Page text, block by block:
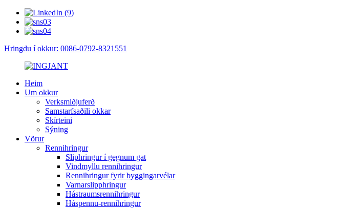
Hringdu í okkur: 0086-0792-8321551
Heim
Um okkur
Verksmiðjuferð
Samstarfsaðili okkar
Skírteini
Sýning
Vörur
Rennihringur
Sliphringur í gegnum gat
Vindmyllu rennihringur
Rennihringur fyrir byggingarvélar
Varnarslipphringur
Hástraumsrennihringur
Háspennu-rennihringur